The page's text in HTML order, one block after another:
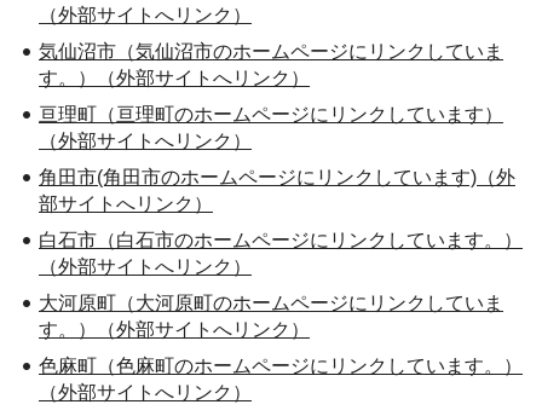
（外部サイトへリンク）
気仙沼市（気仙沼市のホームページにリンクしていま
す。）（外部サイトへリンク）
亘理町（亘理町のホームページにリンクしています）
（外部サイトへリンク）
角田市(角田市のホームページにリンクしています)（外
部サイトへリンク）
白石市（白石市のホームページにリンクしています。）
（外部サイトへリンク）
大河原町（大河原町のホームページにリンクしていま
す。）（外部サイトへリンク）
色麻町（色麻町のホームページにリンクしています。）
（外部サイトへリンク）